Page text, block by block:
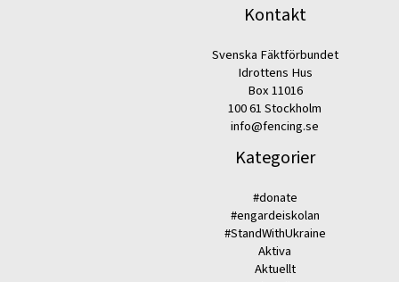
Kontakt
Svenska Fäktförbundet
Idrottens Hus
Box 11016
100 61 Stockholm
info@fencing.se
Kategorier
#donate
#engardeiskolan
#StandWithUkraine
Aktiva
Aktuellt